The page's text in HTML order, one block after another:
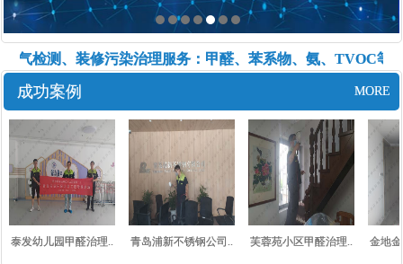
检测、装修污染治理服务：甲醛、苯系物、氨、TVOC等六
成功案例 MORE
泰发幼儿园甲醛治理.. 青岛浦新不锈钢公司.. 芙蓉苑小区甲醛治理.. 金地